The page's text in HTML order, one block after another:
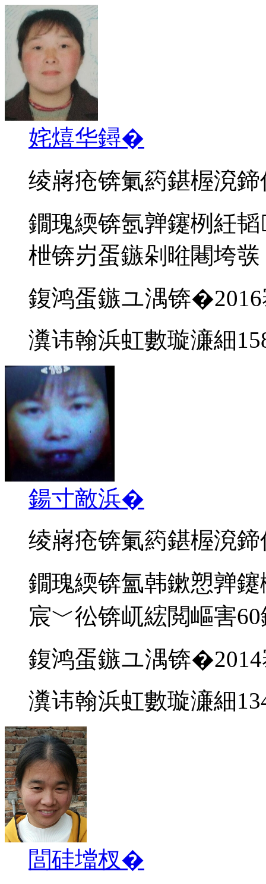
姹熺华鐞�
绫嶈疮锛氭箹鍖楃渷
鐗瑰緛锛氬亸鑳栵紝
枻锛岃蛋鏃剁暀闀垮彂
鍑鸿蛋鏃ユ湡锛
瀵讳翰浜虹數璇濓細
鍚寸敵浜�
绫嶈疮锛氭箹鍖楃渷
鐗瑰緛锛氳韩鏉愬亸
宸﹀彸锛屼綋閲嶇害
鍑鸿蛋鏃ユ湡锛
瀵讳翰浜虹數璇濓細
閭硅壋杈�